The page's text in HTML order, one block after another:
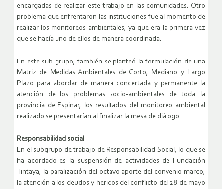
encargadas de realizar este trabajo en las comunidades. Otro
problema que enfrentaron las instituciones fue al momento de
realizar los monitoreos ambientales, ya que era la primera vez
que se hacía uno de ellos de manera coordinada.
En este sub grupo, también se planteó la formulación de una
Matriz de Medidas Ambientales de Corto, Mediano y Largo
Plazo para abordar de manera concertada y permanente la
atención de los problemas socio-ambientales de toda la
provincia de Espinar, los resultados del monitoreo ambiental
realizado se presentarían al finalizar la mesa de diálogo.
Responsabilidad social
En el subgrupo de trabajo de Responsabilidad Social, lo que se
ha acordado es la suspensión de actividades de Fundación
Tintaya, la paralización del octavo aporte del convenio marco,
la atención a los deudos y heridos del conflicto del 28 de mayo